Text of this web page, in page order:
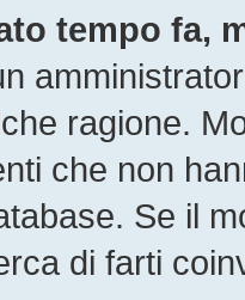
tempo fa,
ragione.
che non
Se il
di farti